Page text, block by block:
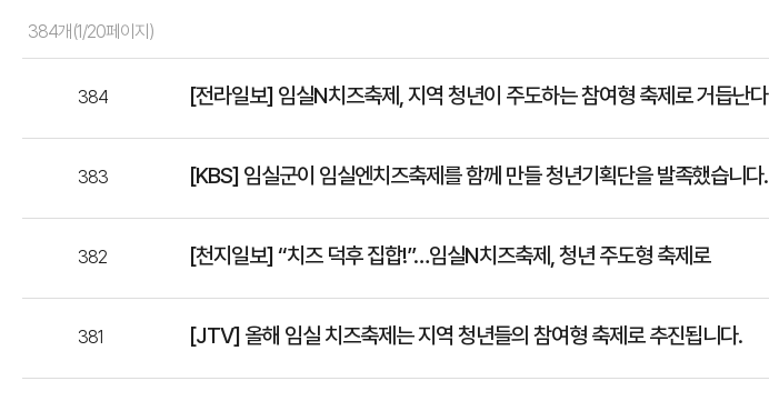
384개(1/20페이지)
384 [전라일보] 임실N치즈축제, 지역 청년이 주도하는 참여형 축제로 거듭난다
383 [KBS] 임실군이 임실엔치즈축제를 함께 만들 청년기획단을 발족했습니다.
382 [천지일보] “치즈 덕후 집합!”…임실N치즈축제, 청년 주도형 축제로
381 [JTV] 올해 임실 치즈축제는 지역 청년들의 참여형 축제로 추진됩니다.